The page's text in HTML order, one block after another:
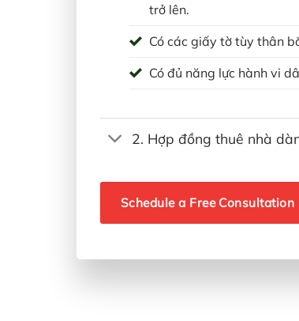
trở lên.
Có các giấy tờ tùy thân
Có đủ năng lực hành vi
2. Hợp đồng thuê nhà
Schedule a Free Consultation